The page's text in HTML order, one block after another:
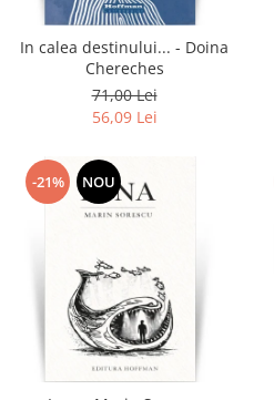
In calea destinului... - Doina
Chereches
71,00 Lei
56,09 Lei
-21% NOU